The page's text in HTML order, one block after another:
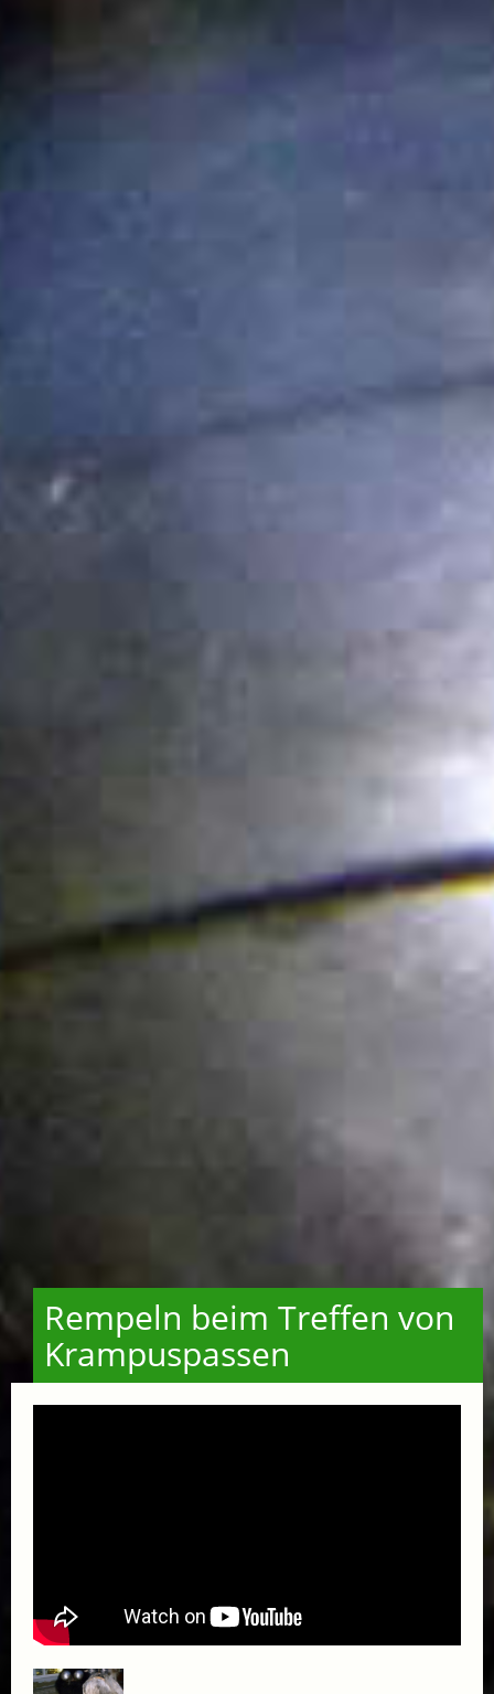
Rempeln beim Treffen von
Krampuspassen